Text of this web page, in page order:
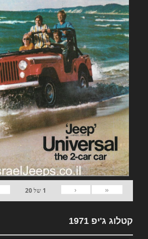
«
‹
1 של20
קטלוג ג'יפ 1971